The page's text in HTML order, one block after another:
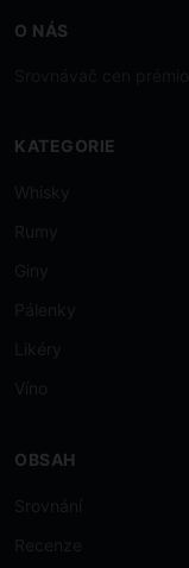
O NÁS
KATEGORIE
OBSAH